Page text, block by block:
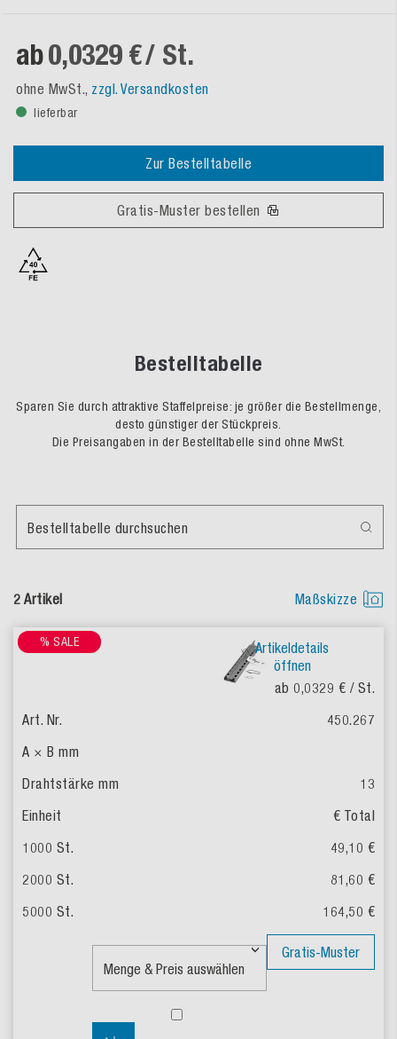
ab0,0329 €/ St.
ohne MwSt., zzgl. Versandkosten
lieferbar
Zur Bestelltabelle
Gratis-Muster bestellen
Bestelltabelle
Sparen Sie durch attraktive Staffelpreise: je größer die Bestellmenge,
desto günstiger der Stückpreis.
Die Preisangaben in der Bestelltabelle sind ohne MwSt.
2 Artikel Maßskizze
Bestelltabelle durchsuchen
Artikeldetails
öffnen
ab 0,0329 € / St.
450.267
13
€ Total
49,10 €
81,60 €
164,50 €
Gratis-Muster
% SALE